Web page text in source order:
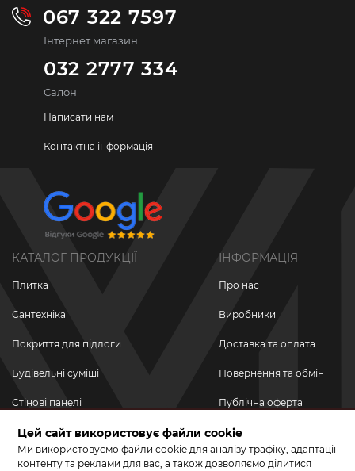
067 322 7597
Інтернет магазин
032 2777 334
Салон
Написати нам
Контактна інформація
КАТАЛОГ ПРОДУКЦІЇ
Плитка
Сантехніка
Покриття для підлоги
Будівельні суміші
Стінові панелі
Новинки
Акційні товари
ІНФОРМАЦІЯ
Про нас
Виробники
Доставка та оплата
Повернення та обмін
Публічна оферта
Політика
конфіденційності
Цей сайт використовує файли cookie
Ми використовуємо файли cookie для аналізу трафіку, адаптації
контенту та реклами для вас, а також дозволяємо ділитися